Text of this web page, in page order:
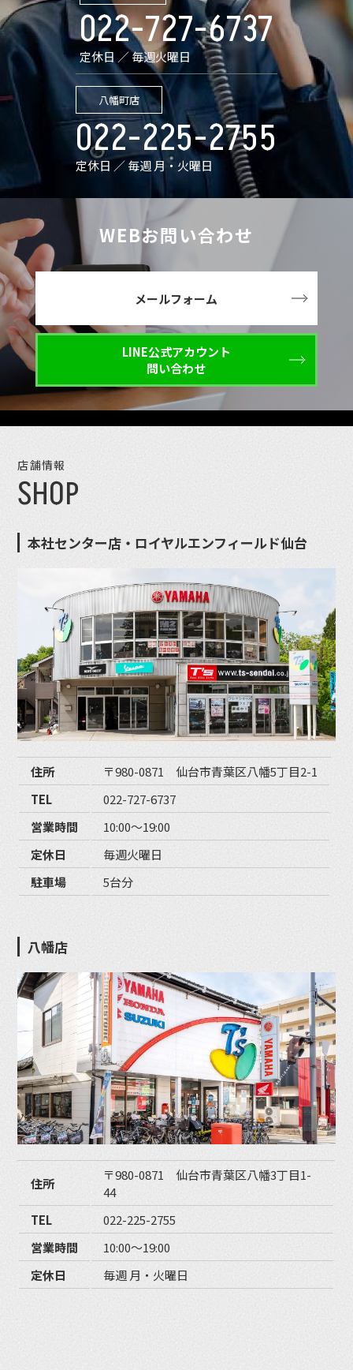
022-727-6737
定休日 ／ 毎週火曜日
八幡町店
022-225-2755
定休日 ／ 毎週 月・火曜日
WEBお問い合わせ
メールフォーム
LINE公式アカウント
問い合わせ
店舗情報
SHOP
本社センター店・ロイヤルエンフィールド仙台
住所
〒980-0871 仙台市青葉区八幡5丁目2-1
TEL
022-727-6737
営業時間
10:00〜19:00
定休日
毎週火曜日
駐車場
5台分
八幡店
住所
〒980-0871 仙台市青葉区八幡3丁目1-
44
TEL
022-225-2755
営業時間
10:00〜19:00
定休日
毎週 月・火曜日